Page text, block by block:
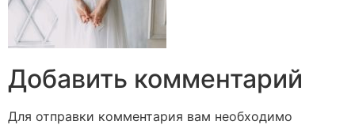
Добавить комментарий
Для отправки комментария вам необходимо